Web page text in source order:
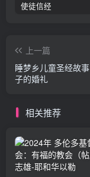
使徒信经
上一篇
睡梦乡儿童圣经故
子的婚礼
相关推荐